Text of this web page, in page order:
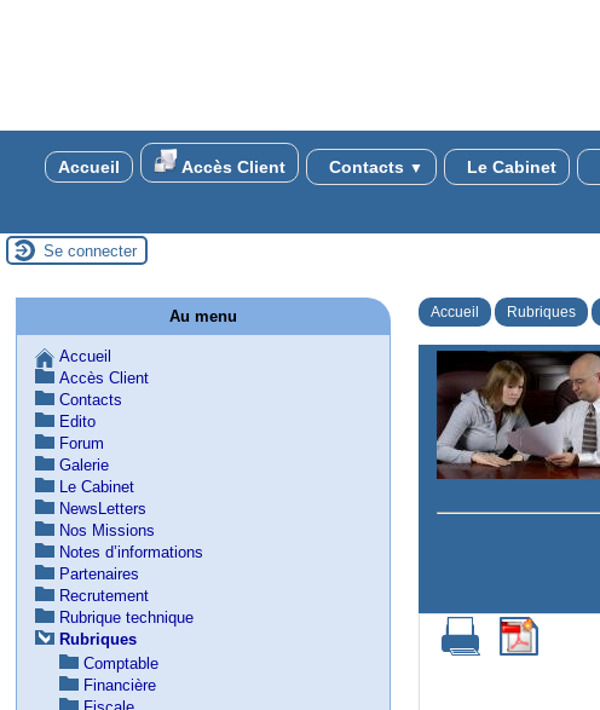
Accueil Accès Client Contacts ▼ Le Cabinet
Se connecter
Accueil Rubriques
Au menu
Accueil
Accès Client
Contacts
Edito
Forum
Galerie
Le Cabinet
NewsLetters
Nos Missions
Notes d’informations
Partenaires
Recrutement
Rubrique technique
Rubriques
Comptable
Financière